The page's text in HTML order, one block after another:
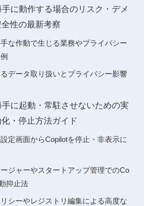
に動作する場合のリスク・デメ
全性の最新考察
な作動で生じる業務やプライバシー
データ取り扱いとプライバシー影響
手に起動・常駐させないための実
・停止方法ガイド
定画面からCopilotを停止・非表示に
ジャーやスタートアップ管理でのCo
抑止法
シーやレジストリ編集による高度な